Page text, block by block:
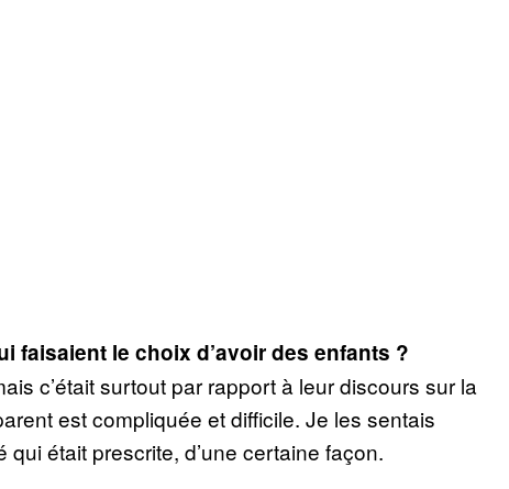
faisaient le choix d’avoir des enfants ?
c’était surtout par rapport à leur discours sur la
est compliquée et difficile. Je les sentais
était prescrite, d’une certaine façon.